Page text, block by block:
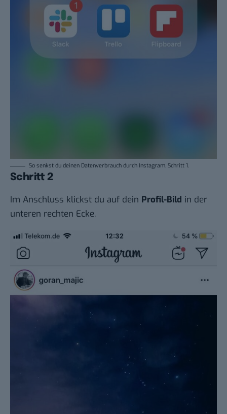
So senkst du deinen Datenverbrauch durch Instagram. Schritt 1.
Schritt 2
Im Anschluss klickst du auf dein Profil-Bild in der
unteren rechten Ecke.